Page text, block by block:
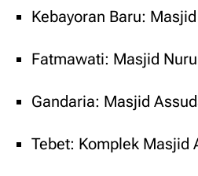
Kebayoran Baru:
Fatmawati: Masjid
Gandaria: Masjid
Tebet: Komplek Masjid